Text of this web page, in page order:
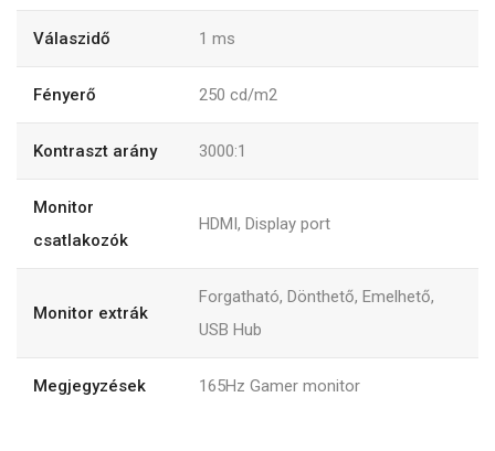
Válaszidő 1 ms
Fényerő 250 cd/m2
Kontraszt arány 3000:1
Monitor
csatlakozók
HDMI, Display port
Monitor extrák
Forgatható, Dönthető, Emelhető,
USB Hub
Megjegyzések 165Hz Gamer monitor